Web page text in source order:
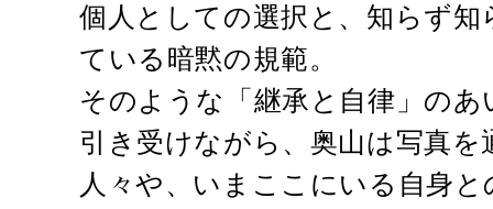
個人としての選択と、知らず
ている暗黙の規範。
そのような「継承と自律」の
引き受けながら、奥山は写真
人々や、いまここにいる自身